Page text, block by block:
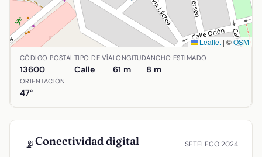
Leaflet | ©OSM
Ubicación de Calle Casiopea en Alcázar de San Juan,
CÓDIGO POSTAL
13600
TIPO DE VÍA
Calle
LONGITUD
61 m
ANCHO ESTIMADO
8 m
ORIENTACIÓN
47°
📡Conectividad digital SETELECO 2024